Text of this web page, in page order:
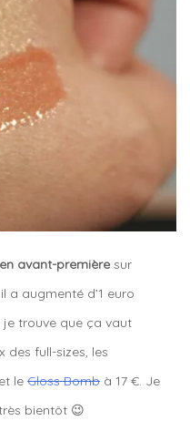
avant-première sur
a augmenté d’1 euro
je trouve que ça vaut
full-sizes, les
le Gloss Bomb à 17 €. Je
bientôt 😉